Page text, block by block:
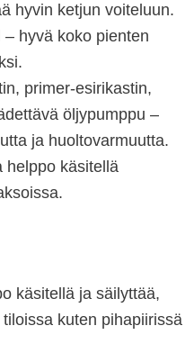
hyvin ketjun voiteluun.
– hyvä koko pienten
primer-esirikastin,
öljypumppu –
ja huoltovarmuutta.
helppo käsitellä
käsitellä ja säilyttää,
kuten pihapiirissä